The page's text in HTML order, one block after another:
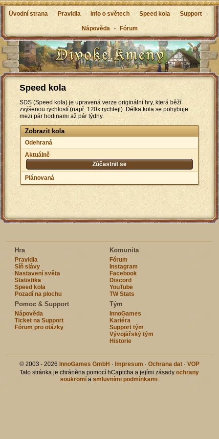
Úvodní strana - Pravidla - Info o světech - Speed kola - Support -
Nápověda - Fórum
Speed kola
SDS (Speed kola) je upravená verze originální hry, která běží
zvýšenou rychlostí (např. 120x rychleji). Délka kola se pohybuje
mezi pár hodinami až pár týdny.
Zobrazit kola
Odehraná
Aktuálně
Zúčastnit se
Plánovaná
Hra
Pravidla
Síň slávy
Nastavení světa
Statistika
Speed kola
Pozadí na plochu
Komunita
Fórum
Instagram
Facebook
Discord
YouTube
TW Stats
Pomoc & Support
Nápověda
Ticket na Support
Fórum pro otázky
Tým
InnoGames
Kariéra
Support tým
Vývojářský tým
Historie
© 2003 - 2026 InnoGames GmbH · Impresum · Ochrana dat · VOP
Tato stránka je chráněna pomocí hCaptcha a jejími zásadyochrany
soukromía smluvními podmínkami.